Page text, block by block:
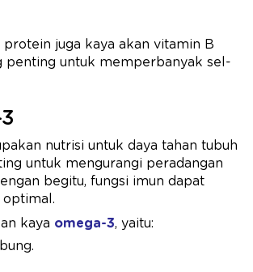
protein juga kaya akan vitamin B
penting untuk memperbanyak sel-
nutrisi untuk daya tahan tubuh
untuk mengurangi peradangan
begitu, fungsi imun dapat
optimal.
kaya omega-3, yaitu: